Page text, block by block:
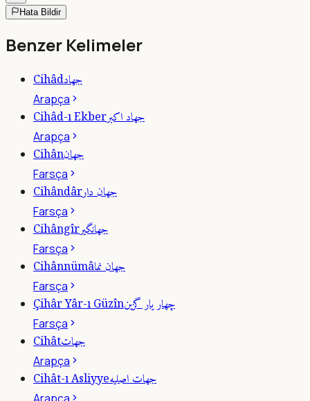
Hata Bildir
Benzer Kelimeler
Cihâdجهاد
Arapça
Cihâd-ı Ekberجهاد اكبر
Arapça
Cihânجهان
Farsça
Cihândârجهان دار
Farsça
Cihângîrجهانگير
Farsça
Cihânnümâجهان نما
Farsça
Çihâr Yâr-ı Güzînچهار يار گزين
Farsça
Cihâtجهات
Arapça
Cihât-ı Asliyyeجهات اصليه